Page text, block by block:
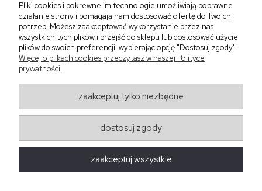
Sukienka z falbaną i
bufiastym rękawem w
405,30 zł
Sukienka z dekoltem w
299,00 zł
‹
Regulaminy
Obsługa zamówień
Pliki cookies i pokrewne im technologie umożliwiają poprawne
działanie strony i pomagają nam dostosować ofertę do Twoich
potrzeb. Możesz zaakceptować wykorzystanie przez nas
wszystkich tych plików i przejść do sklepu lub dostosować użycie
plików do swoich preferencji, wybierając opcję "Dostosuj zgody".
Więcej o plikach cookies przeczytasz w naszej Polityce
prywatności.
zaakceptuj tylko niezbędne
dostosuj zgody
zaakceptuj wszystkie